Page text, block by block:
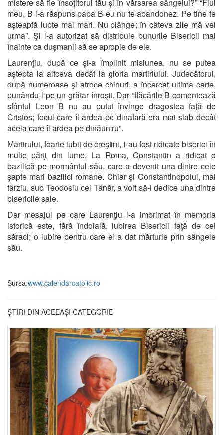
mistere să fie însoţitorul tău şi în vărsarea sângelui?” “Fiul
meu, B i-a răspuns papa B eu nu te abandonez. Pe tine te
aşteaptă lupte mai mari. Nu plânge; în câteva zile mă vei
urma”. Şi l-a autorizat să distribuie bunurile Bisericii mai
înainte ca duşmanii să se apropie de ele.
Laurenţiu, după ce şi-a împlinit misiunea, nu se putea
aştepta la altceva decât la gloria martiriului. Judecătorul,
după numeroase şi atroce chinuri, a încercat ultima carte,
punându-l pe un grătar înroşit. Dar “flăcările B comentează
sfântul Leon B nu au putut învinge dragostea faţă de
Cristos; focul care îl ardea pe dinafară era mai slab decât
acela care îl ardea pe dinăuntru”.
Martirului, foarte iubit de creştini, i-au fost ridicate biserici în
multe părţi din lume. La Roma, Constantin a ridicat o
bazilică pe mormântul său, care a devenit una dintre cele
şapte mari bazilici romane. Chiar şi Constantinopolul, mai
târziu, sub Teodosiu cel Tânăr, a voit să-i dedice una dintre
bisericile sale.
Dar mesajul pe care Laurenţiu l-a imprimat în memoria
istorică este, fără îndoială, iubirea Bisericii faţă de cei
săraci; o iubire pentru care el a dat mărturie prin sângele
său.
Sursa:www.calendarcatolic.ro
ȘTIRI DIN ACEEAȘI CATEGORIE